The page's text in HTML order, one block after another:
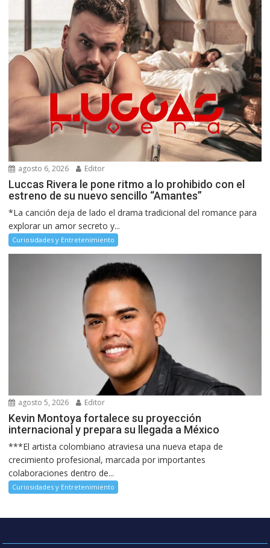
agosto 6, 2026 Editor
Luccas Rivera le pone ritmo a lo prohibido con el
estreno de su nuevo sencillo “Amantes”
*La canción deja de lado el drama tradicional del romance para
explorar un amor secreto y...
Curiosidades y Entretenimiento
agosto 5, 2026 Editor
Kevin Montoya fortalece su proyección
internacional y prepara su llegada a México
***El artista colombiano atraviesa una nueva etapa de
crecimiento profesional, marcada por importantes
colaboraciones dentro de...
Curiosidades y Entretenimiento